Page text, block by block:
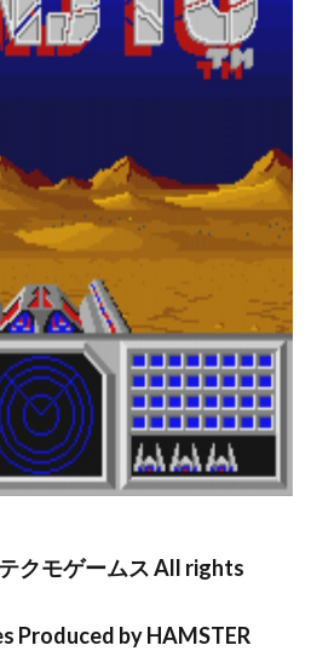
クモゲームス All rights
Produced by HAMSTER